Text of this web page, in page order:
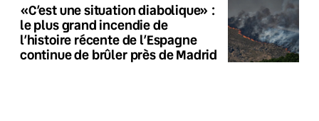
«C’est une situation diabolique» :
le plus grand incendie de
l’histoire récente de l’Espagne
continue de brûler près de Madrid